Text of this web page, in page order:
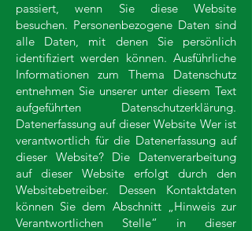
passiert, wenn Sie diese Website
besuchen. Personenbezogene Daten sind
alle Daten, mit denen Sie persönlich
identifiziert werden können. Ausführliche
Informationen zum Thema Datenschutz
entnehmen Sie unserer unter diesem Text
aufgeführten Datenschutzerklärung.
Datenerfassung auf dieser Website Wer ist
verantwortlich für die Datenerfassung auf
dieser Website? Die Datenverarbeitung
auf dieser Website erfolgt durch den
Websitebetreiber. Dessen Kontaktdaten
können Sie dem Abschnitt „Hinweis zur
Verantwortlichen Stelle“ in dieser